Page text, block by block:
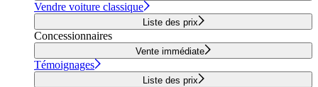
Vendre voiture classique
Liste des prix
Concessionnaires
Vente immédiate
Témoignages
Liste des prix